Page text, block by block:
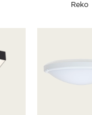
Reko